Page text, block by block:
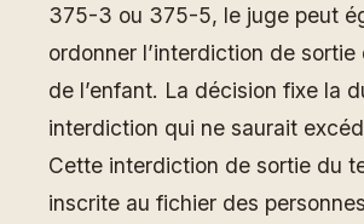
375-3 ou 375-5, le juge peut
ordonner l’interdiction de
de l’enfant. La décision fixe la
interdiction qui ne saurait
Cette interdiction de sortie du
inscrite au fichier des personnes